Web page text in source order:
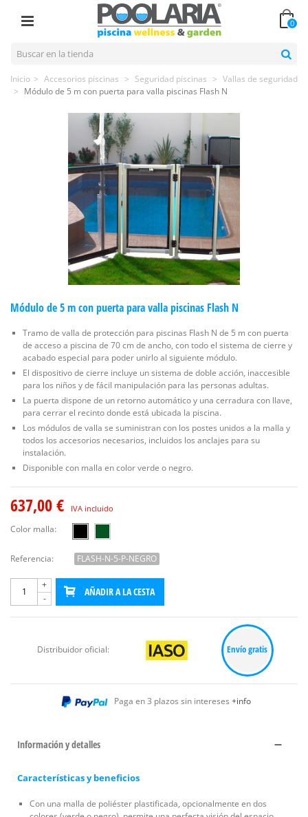
0
Inicio > Accesorios piscinas > Seguridad piscinas > Vallas de seguridad
> Módulo de 5 m con puerta para valla piscinas Flash N
Módulo de 5 m con puerta para valla piscinas Flash N
Tramo de valla de protección para piscinas Flash N de 5 m con puerta
de acceso a piscina de 70 cm de ancho, con todo el sistema de cierre y
acabado especial para poder unirlo al siguiente módulo.
El dispositivo de cierre incluye un sistema de doble acción, inaccesible
para los niños y de fácil manipulación para las personas adultas.
La puerta dispone de un retorno automático y una cerradura con llave,
para cerrar el recinto donde está ubicada la piscina.
Los módulos de valla se suministran con los postes unidos a la malla y
todos los accesorios necesarios, incluidos los anclajes para su
instalación.
Disponible con malla en color verde o negro.
637,00 € IVA incluido
Color malla:
Referencia: FLASH-N-5-P-NEGRO
-
+
AÑADIR A LA CESTA
Distribuidor oficial: Envío gratis
Paga en 3 plazos sin intereses +info
Información y detalles
Características y beneficios
Con una malla de poliéster plastificada, opcionalmente en dos